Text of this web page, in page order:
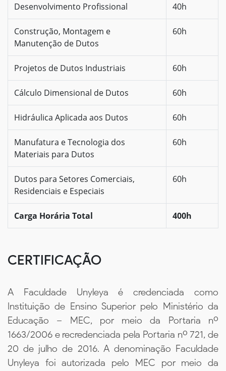
Desenvolvimento Profissional 40h
Construção, Montagem e
Manutenção de Dutos
60h
Projetos de Dutos Industriais 60h
Cálculo Dimensional de Dutos 60h
Hidráulica Aplicada aos Dutos 60h
Manufatura e Tecnologia dos
Materiais para Dutos
60h
Dutos para Setores Comerciais,
Residenciais e Especiais
60h
Carga Horária Total 400h
CERTIFICAÇÃO
A Faculdade Unyleya é credenciada como
Instituição de Ensino Superior pelo Ministério da
Educação – MEC, por meio da Portaria nº
1663/2006 e recredenciada pela Portaria nº 721, de
20 de julho de 2016. A denominação Faculdade
Unyleya foi autorizada pelo MEC por meio da